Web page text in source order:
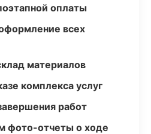
оплаты
всех
материалов
комплекса услуг
работ
фото-отчеты о ходе